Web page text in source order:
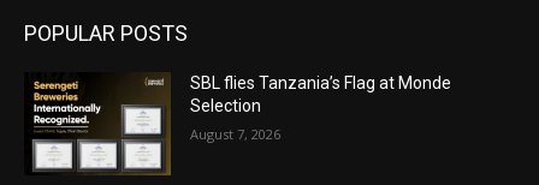
POPULAR POSTS
SBL flies Tanzania’s Flag at Monde
Selection
August 7, 2026